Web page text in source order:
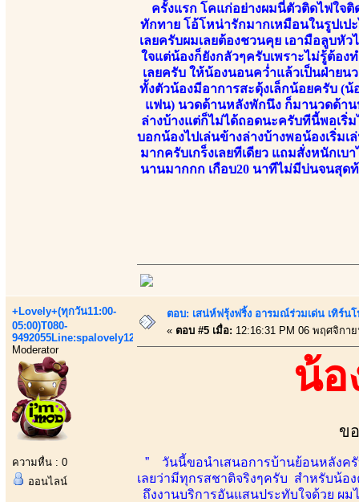
ครั้งแรก โคแก่อย่างผมนี่ตัวติดไฟใจ
ทักทาย โอ้โหน่ารักมากเหมือนในรูปเป
เลยครับผมเลยต้องชวนคุย เอามือลูบหั
ใจแต่น้องก็ยังกลัวๆครับเพราะไม่รู้ต้อง
เลยครับ ให้น้องนอนคว่ำแล้วเป็นฝ่ายน
ทั้งตัวน้องมีอาการสะดุ้งเล็กน้อยครับ (
แฟน) นวดด้านหลังพักนึง ก็มานวดด้า
ล่างบ้างแต่ก็ไม่ได้ถอดนะครับทีนี้พอเริ่
บอกน้องไปเล่นข้างล่างบ้างพอน้องเริ่ม
มากครับเกร็งเลยทีเดียว แถมสั่งหนักเ
นานมากกก เกือบ20 นาทีไม่มีบ่นจนสุด
+Lovely+(ทุกวัน11:00-
05:00)T080-
9492055Line:spalovely123
Moderator
ความหื่น : 0
ออนไลน์
ตอบ: เสน่ห์ฟรุ้งฟริ้ง อารมณ์ร่วมเด่น เทิร์
« ตอบ #5 เมื่อ: 12:16:31 PM 06 พฤศจิกา
น้อ
ข
” วันนี้ขอนำเสนอการบ้านย้อนหลังค
เลยว่ามีทุกรสชาติจริงๆครับ สำหรับน้
ถึงงานบริการอันแสนประทับใจด้วย ผม